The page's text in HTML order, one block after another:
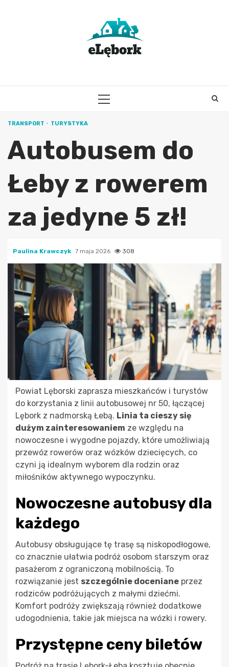
PRIMARY
TRANSPORT TURYSTYKA
Autobusem do
Łeby z rowerem
za jedyne 5 zł!
Paulina Krawczyk 7 maja 2026 308
Powiat Lęborski zaprasza mieszkańców i turystów
do korzystania z linii autobusowej nr 50, łączącej
Lębork z nadmorską Łebą. Linia ta cieszy się
dużym zainteresowaniem ze względu na
nowoczesne i wygodne pojazdy, które umożliwiają
przewóz rowerów oraz wózków dziecięcych, co
czyni ją idealnym wyborem dla rodzin oraz
miłośników aktywnego wypoczynku.
Nowoczesne autobusy dla
każdego
Autobusy obsługujące tę trasę są niskopodłogowe,
co znacznie ułatwia podróż osobom starszym oraz
pasażerom z ograniczoną mobilnością. To
rozwiązanie jest szczególnie doceniane przez
rodziców podróżujących z małymi dziećmi.
Komfort podróży zwiększają również dodatkowe
udogodnienia, takie jak miejsca na wózki i rowery.
Przystępne ceny biletów